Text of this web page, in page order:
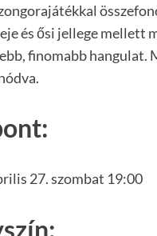
és ősi jellege mellett
finomabb hangulat.
27. szombat 19:00